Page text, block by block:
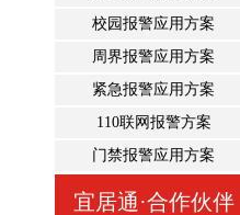
校园报警应用方案
周界报警应用方案
紧急报警应用方案
110联网报警方案
门禁报警应用方案
宜居通·合作伙伴